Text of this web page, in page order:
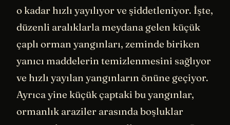
o kadar hızlı yayılıyor ve şiddetleniyor. İşte,
düzenli aralıklarla meydana gelen küçük
çaplı orman yangınları, zeminde biriken
yanıcı maddelerin temizlenmesini sağlıyor
ve hızlı yayılan yangınların önüne geçiyor.
Ayrıca yine küçük çaptaki bu yangınlar,
ormanlık araziler arasında boşluklar